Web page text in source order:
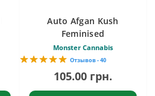
Auto Afgan Kush
Feminised
Monster Cannabis
Отзывов - 40
105.00 грн.